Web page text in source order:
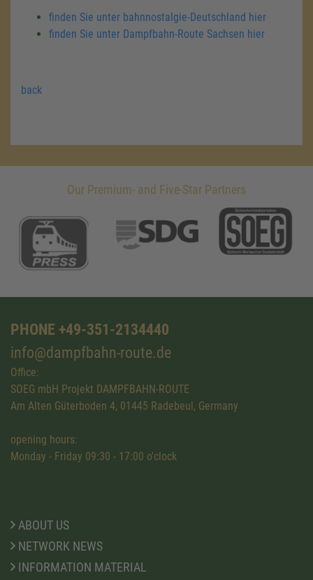
finden Sie unter bahnnostalgie-Deutschland hier
finden Sie unter Dampfbahn-Route Sachsen hier
back
Our Premium- and Five-Star Partners
PHONE +49-351-2134440
info@dampfbahn-route.de
Office:
SOEG mbH Projekt DAMPFBAHN-ROUTE
Am Alten Güterboden 4, 01445 Radebeul, Germany
opening hours:
Monday - Friday 09:30 - 17:00 o'clock
ABOUT US
NETWORK NEWS
INFORMATION MATERIAL